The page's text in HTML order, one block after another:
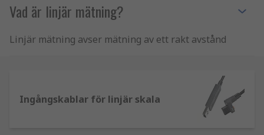
Vad är linjär mätning?
Linjär mätning avser mätning av ett rakt avstånd
Enheter för linjär mätning
Ingångskablar för linjär skala